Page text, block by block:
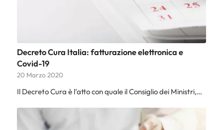
Decreto Cura Italia: fatturazione elettronica e
Covid-19
20 Marzo 2020
Il Decreto Cura è l’atto con quale il Consiglio dei Ministri,…